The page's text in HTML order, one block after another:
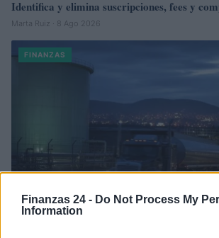
Finanzas 24 - Do Not Process My
Information
Identifica y elimina suscripciones, fees y
Marta Ruiz · 8 Ago 2026
FINANZAS